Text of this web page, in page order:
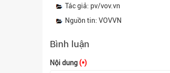
Tác giả: pv/vov.vn
Nguồn tin: VOVVN
Bình luận
Nội dung (*)